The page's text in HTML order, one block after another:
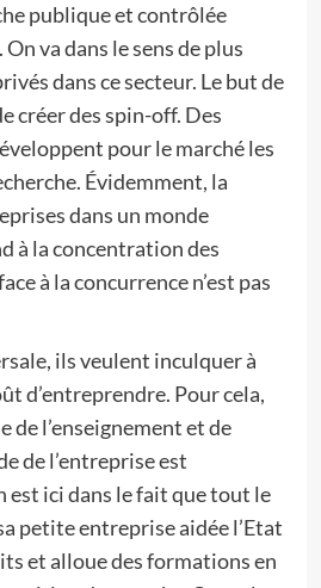
publique et contrôlée
va dans le sens de plus
dans ce secteur. Le but de
créer des spin-off. Des
pour le marché les
Évidemment, la
dans un monde
à la concentration des
à la concurrence n’est pas
ils veulent inculquer à
d’entreprendre. Pour cela,
de l’enseignement et de
de l’entreprise est
est ici dans le fait que tout le
petite entreprise aidée l’Etat
et alloue des formations en